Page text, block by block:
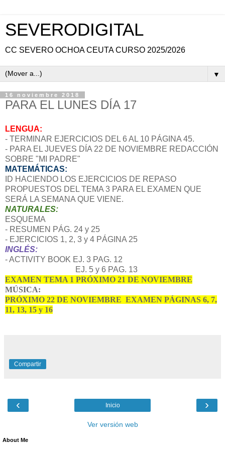
SEVERODIGITAL
CC SEVERO OCHOA CEUTA CURSO 2025/2026
▼
16 noviembre 2018
PARA EL LUNES DÍA 17
LENGUA:
- TERMINAR EJERCICIOS DEL 6 AL 10 PÁGINA 45.
- PARA EL JUEVES DÍA 22 DE NOVIEMBRE REDACCIÓN
SOBRE "MI PADRE"
MATEMÁTICAS:
ID HACIENDO LOS EJERCICIOS DE REPASO
PROPUESTOS DEL TEMA 3 PARA EL EXAMEN QUE
SERÁ LA SEMANA QUE VIENE.
NATURALES:
ESQUEMA
- RESUMEN PÁG. 24 y 25
- EJERCICIOS 1, 2, 3 y 4 PÁGINA 25
INGLÉS:
- ACTIVITY BOOK EJ. 3 PAG. 12
EJ. 5 y 6 PAG. 13
EXAMEN TEMA 1 PRÓXIMO 21 DE NOVIEMBRE
MÚSICA:
PRÓXIMO 22 DE NOVIEMBRE EXAMEN PÁGINAS 6, 7,
11, 13, 15 y 16
Compartir
‹ ›
Inicio
Ver versión web
About Me